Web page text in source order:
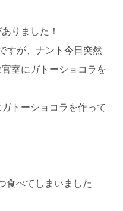
りました！
すが、ナント今日突然
室にガトーショコラを
トーショコラを作って
食べてしまいました